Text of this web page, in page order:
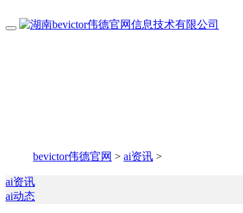
bevictor伟德官网 > ai资讯 >
ai资讯
ai动态